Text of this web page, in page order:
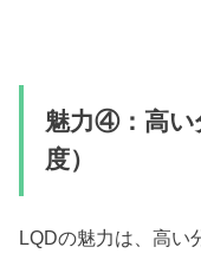
魅力④：高い
度）
LQDの魅力は、高い